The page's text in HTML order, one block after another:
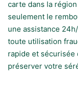
carte dans la
seulement le
une assistance
toute utilisation
rapide et
préserver votre